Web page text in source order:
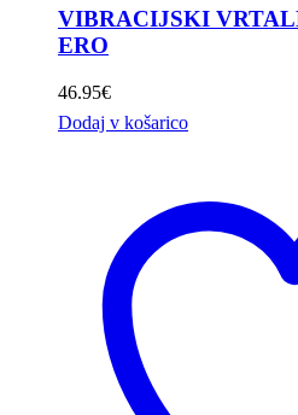
VIBRACIJSKI
ERO
46.95€
Dodaj v košarico